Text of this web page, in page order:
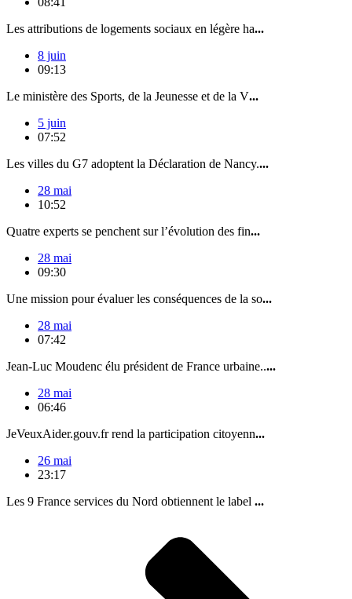
Les attributions de logements sociaux en légère ha...
8 juin
09:13
Le ministère des Sports, de la Jeunesse et de la V...
5 juin
07:52
Les villes du G7 adoptent la Déclaration de Nancy....
28 mai
10:52
Quatre experts se penchent sur l’évolution des fin...
28 mai
09:30
Une mission pour évaluer les conséquences de la so...
28 mai
07:42
Jean-Luc Moudenc élu président de France urbaine.....
28 mai
06:46
JeVeuxAider.gouv.fr rend la participation citoyenn...
26 mai
23:17
Les 9 France services du Nord obtiennent le label ...